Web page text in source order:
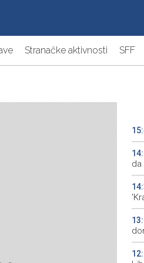
Stranačke aktivnosti SFF
da